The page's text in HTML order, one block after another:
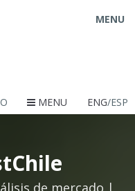
MENU
MENU ENG/ESP
de mercado |